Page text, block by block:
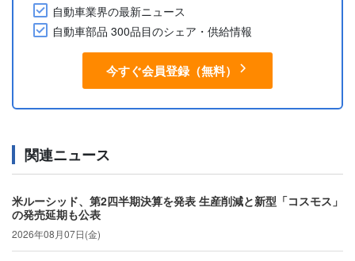
自動車業界の最新ニュース
自動車部品 300品目のシェア・供給情報
今すぐ会員登録（無料）
関連ニュース
米ルーシッド、第2四半期決算を発表 生産削減と新型「コスモス」
の発売延期も公表
2026年08月07日(金)